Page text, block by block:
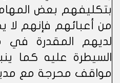
بتكليفهم بعض
من أعبائهم فإنهم لا
لديهم المقدرة في
السيطرة عليه كما
مواقف محرجة مع